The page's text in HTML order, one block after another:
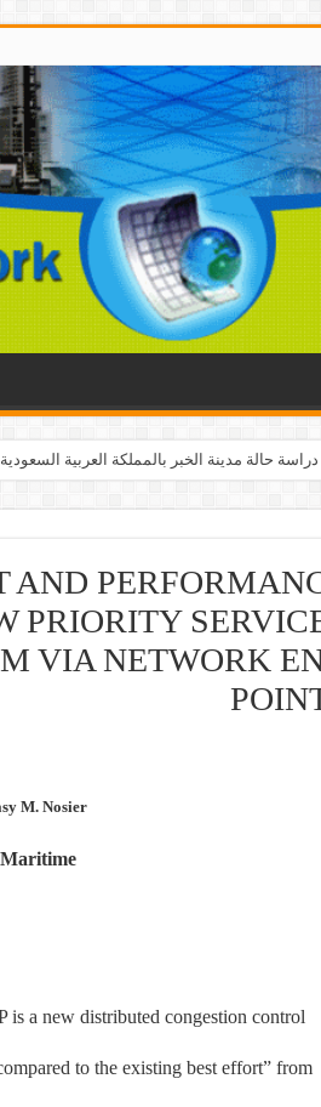
حالة مدينة الخبر بالمملكة العربية السعودية
AND
PRIORITY
VIA NETWORK
M. Nosier
a new distributed congestion control
to the existing best effort” from